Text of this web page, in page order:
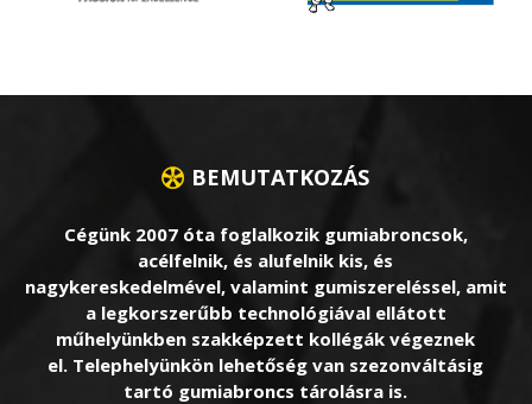
BEMUTATKOZÁS
Cégünk 2007 óta foglalkozik gumiabroncsok,
acélfelnik, és alufelnik kis, és
nagykereskedelmével, valamint gumiszereléssel, amit
a legkorszerűbb technológiával ellátott
műhelyünkben szakképzett kollégák végeznek
el. Telephelyünkön lehetőség van szezonváltásig
tartó gumiabroncs tárolásra is.